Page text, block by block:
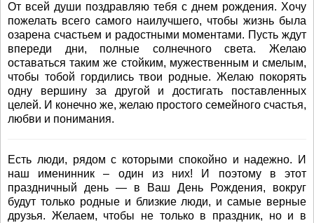
От всей души поздравляю тебя с днем рождения. Хочу
пожелать всего самого наилучшего, чтобы жизнь была
озарена счастьем и радостными моментами. Пусть ждут
впереди дни, полные солнечного света. Желаю
оставаться таким же стойким, мужественным и смелым,
чтобы тобой гордились твои родные. Желаю покорять
одну вершину за другой и достигать поставленных
целей. И конечно же, желаю простого семейного счастья,
любви и понимания.
Есть люди, рядом с которыми спокойно и надежно. И
наш именинник – один из них! И поэтому в этот
праздничный день — в Ваш Дeнь Рождения, вокруг
будут только родные и близкие люди, и самые верные
друзья. Желаем, чтобы не только в праздник, но и в